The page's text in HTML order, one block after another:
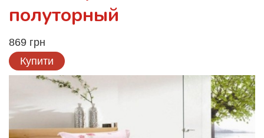
полуторный
869 грн
Купити